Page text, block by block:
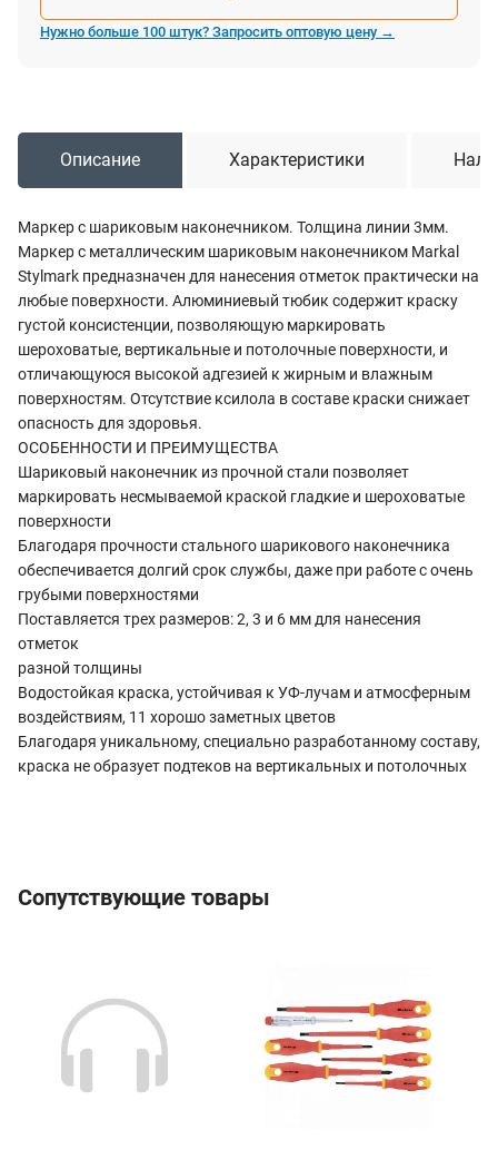
Нужно больше 100 штук? Запросить оптовую цену →
Описание Характеристики
Маркер с шариковым наконечником. Толщина линии 3мм.
Маркер с металлическим шариковым наконечником Markal
Stylmark предназначен для нанесения отметок практически на
любые поверхности. Алюминиевый тюбик содержит краску
густой консистенции, позволяющую маркировать
шероховатые, вертикальные и потолочные поверхности, и
отличающуюся высокой адгезией к жирным и влажным
поверхностям. Отсутствие ксилола в составе краски снижает
опасность для здоровья.
ОСОБЕННОСТИ И ПРЕИМУЩЕСТВА
Шариковый наконечник из прочной стали позволяет
маркировать несмываемой краской гладкие и шероховатые
поверхности
Благодаря прочности стального шарикового наконечника
обеспечивается долгий срок службы, даже при работе с очень
грубыми поверхностями
Поставляется трех размеров: 2, 3 и 6 мм для нанесения
отметок
разной толщины
Водостойкая краска, устойчивая к УФ-лучам и атмосферным
воздействиям, 11 хорошо заметных цветов
Благодаря уникальному, специально разработанному составу,
краска не образует подтеков на вертикальных и потолочных
Сопутствующие товары